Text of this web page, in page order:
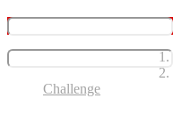
Challenge